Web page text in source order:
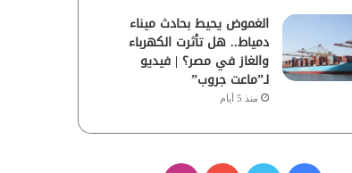
الغموض يحيط بحادث ميناء
دمياط.. هل تأثرت الكهرباء
والغاز في مصر؟ | فيديو
لـ”ماعت جروب”
منذ 5 أيام